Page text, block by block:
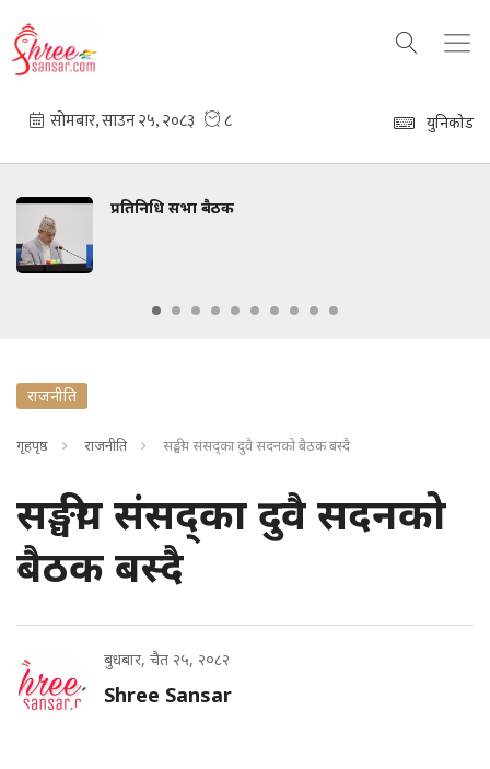
युनिकोड
सभा बैठक
राजनीति
गृहपृष्ठ राजनीति सङ्घीय संसद्का दुवै सदनको बैठक बस्दै
सङ्घीय संसद्का दुवै सदनको
बैठक बस्दै
बुधबार, चैत २५, २०८२
Shree Sansar